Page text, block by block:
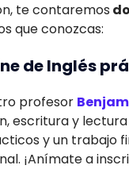
te contaremos
que conozcas:
de Inglés
profesor
escritura y
y un trabajo
¡Anímate a